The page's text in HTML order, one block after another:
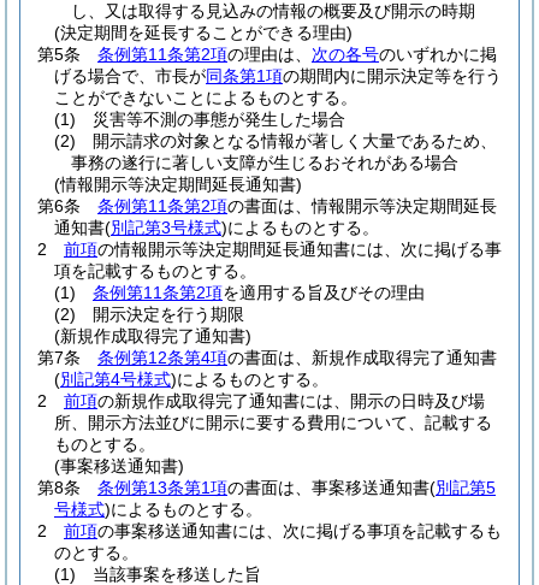
し、又は取得する見込みの情報の概要及び開示の時期
(決定期間を延長することができる理由)
第5条
条例第11条第2項の理由は、 次の各号のいずれかに掲
げる場合で、市長が同条第1項の期間内に開示決定等を行う
ことができないことによるものとする。
(1)
災害等不測の事態が発生した場合
(2)
開示請求の対象となる情報が著しく大量であるため、
事務の遂行に著しい支障が生じるおそれがある場合
(情報開示等決定期間延長通知書)
第6条
条例第11条第2項の書面は、情報開示等決定期間延長
通知書(別記第3号様式)によるものとする。
2
前項の情報開示等決定期間延長通知書には、次に掲げる事
項を記載するものとする。
(1)
条例第11条第2項を適用する旨及びその理由
(2)
開示決定を行う期限
(新規作成取得完了通知書)
第7条
条例第12条第4項の書面は、新規作成取得完了通知書
(別記第4号様式)によるものとする。
2
前項の新規作成取得完了通知書には、開示の日時及び場
所、開示方法並びに開示に要する費用について、記載する
ものとする。
(事案移送通知書)
第8条
条例第13条第1項の書面は、事案移送通知書(別記第5
号様式)によるものとする。
2
前項の事案移送通知書には、次に掲げる事項を記載するも
のとする。
(1)
当該事案を移送した旨